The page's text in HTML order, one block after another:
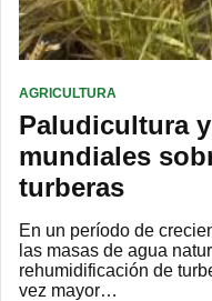
AGRICULTURA
Paludicultura
mundiales
turberas
En un período de
las masas de agua
rehumidificación de
vez mayor…